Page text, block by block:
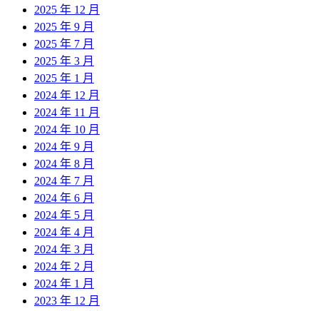
2025 年 12 月
2025 年 9 月
2025 年 7 月
2025 年 3 月
2025 年 1 月
2024 年 12 月
2024 年 11 月
2024 年 10 月
2024 年 9 月
2024 年 8 月
2024 年 7 月
2024 年 6 月
2024 年 5 月
2024 年 4 月
2024 年 3 月
2024 年 2 月
2024 年 1 月
2023 年 12 月